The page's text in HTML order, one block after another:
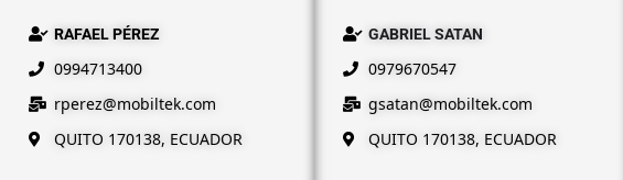
RAFAEL PÉREZ
0994713400
rperez@mobiltek.com
QUITO 170138, ECUADOR
GABRIEL SATAN
0979670547
gsatan@mobiltek.com
QUITO 170138, ECUADOR